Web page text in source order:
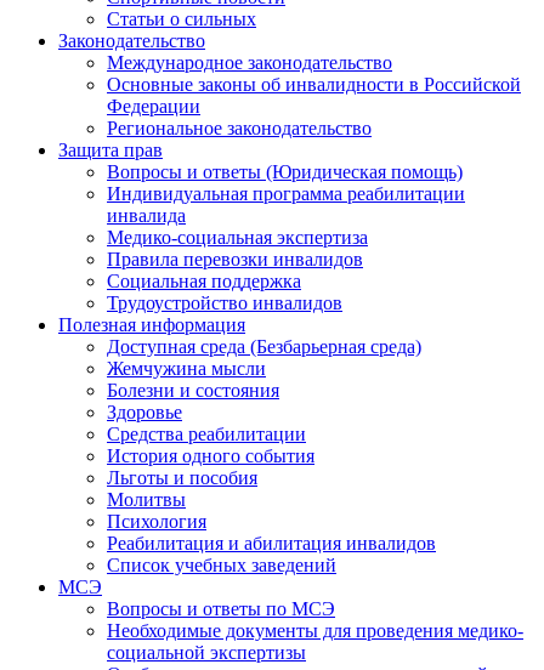
Статьи о сильных
Законодательство
Международное законодательство
Основные законы об инвалидности в Российской
Федерации
Региональное законодательство
Защита прав
Вопросы и ответы (Юридическая помощь)
Индивидуальная программа реабилитации
инвалида
Медико-социальная экспертиза
Правила перевозки инвалидов
Социальная поддержка
Трудоустройство инвалидов
Полезная информация
Доступная среда (Безбарьерная среда)
Жемчужина мысли
Болезни и состояния
Здоровье
Средства реабилитации
История одного события
Льготы и пособия
Молитвы
Психология
Реабилитация и абилитация инвалидов
Список учебных заведений
МСЭ
Вопросы и ответы по МСЭ
Необходимые документы для проведения медико-
социальной экспертизы